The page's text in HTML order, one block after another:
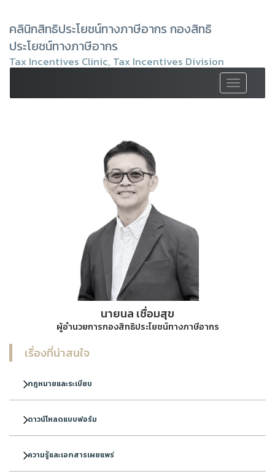
คลินิกสิทธิประโยชน์ทางภาษีอากร กองสิทธิ
ประโยชน์ทางภาษีอากร
Tax Incentives Clinic, Tax Incentives Division
Toggle
navigation
นายนล เชื่อมสุข
ผู้อำนวยการกองสิทธิประโยชน์ทางภาษีอากร
เรื่องที่น่าสนใจ
กฎหมายและระเบียบ
ดาวน์โหลดแบบฟอร์ม
ความรู้และเอกสารเผยแพร่